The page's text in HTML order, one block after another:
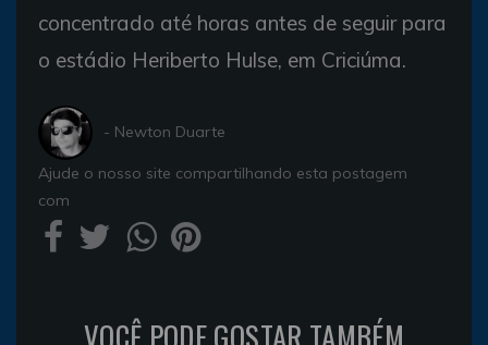
concentrado até horas antes de seguir para
o estádio Heriberto Hulse, em Criciúma.
- Newton Duarte
Ajude o nosso site compartilhando esta postagem
com
VOCÊ PODE GOSTAR TAMBÉM